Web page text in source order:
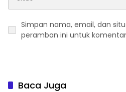
Simpan nama, email, dan
peramban ini untuk
Baca Juga